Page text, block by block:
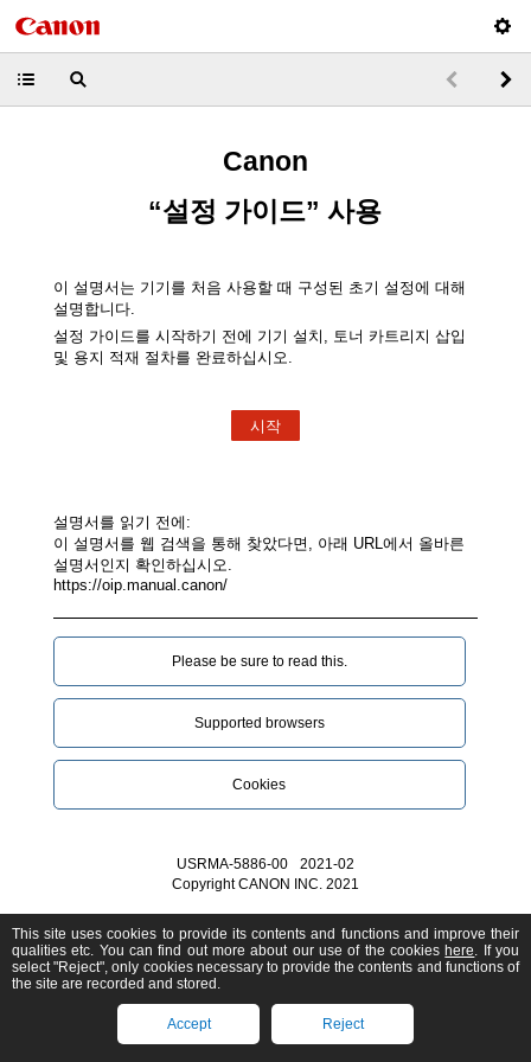
Canon
“설정 가이드” 사용
이 설명서는 기기를 처음 사용할 때 구성된 초기 설정에 대해
설명합니다.
설정 가이드를 시작하기 전에 기기 설치, 토너 카트리지 삽입
및 용지 적재 절차를 완료하십시오.
시작
설명서를 읽기 전에:
이 설명서를 웹 검색을 통해 찾았다면, 아래 URL에서 올바른
설명서인지 확인하십시오.
https://oip.manual.canon/
Please be sure to read this.‎
Supported browsers
Cookies
USRMA-5886-00
2021-02
Copyright CANON INC. 2021
This site uses cookies to provide its contents and functions and improve their
qualities etc. You can find out more about our use of the cookies here. If you
select "Reject", only cookies necessary to provide the contents and functions of
the site are recorded and stored.
Accept Reject